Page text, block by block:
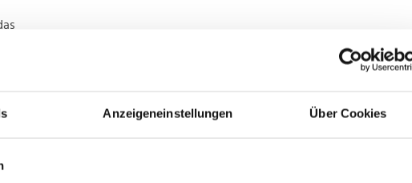
Anzeigeneinstellungen Über Cookies